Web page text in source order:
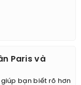
Paris và
bạn biết rõ hơn